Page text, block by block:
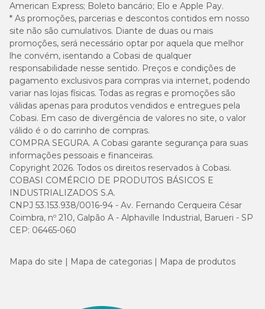
American Express; Boleto bancário; Elo e Apple Pay.
* As promoções, parcerias e descontos contidos em nosso
site não são cumulativos. Diante de duas ou mais
promoções, será necessário optar por aquela que melhor
lhe convém, isentando a Cobasi de qualquer
responsabilidade nesse sentido. Preços e condições de
pagamento exclusivos para compras via internet, podendo
variar nas lojas físicas. Todas as regras e promoções são
válidas apenas para produtos vendidos e entregues pela
Cobasi. Em caso de divergência de valores no site, o valor
válido é o do carrinho de compras.
COMPRA SEGURA. A Cobasi garante segurança para suas
informações pessoais e financeiras.
Copyright 2026. Todos os direitos reservados à Cobasi.
COBASI COMÉRCIO DE PRODUTOS BÁSICOS E
INDUSTRIALIZADOS S.A.
CNPJ 53.153.938/0016-94 - Av. Fernando Cerqueira César
Coimbra, nº 210, Galpão A - Alphaville Industrial, Barueri - SP
CEP: 06465-060
Mapa do site Mapa de categorias Mapa de produtos